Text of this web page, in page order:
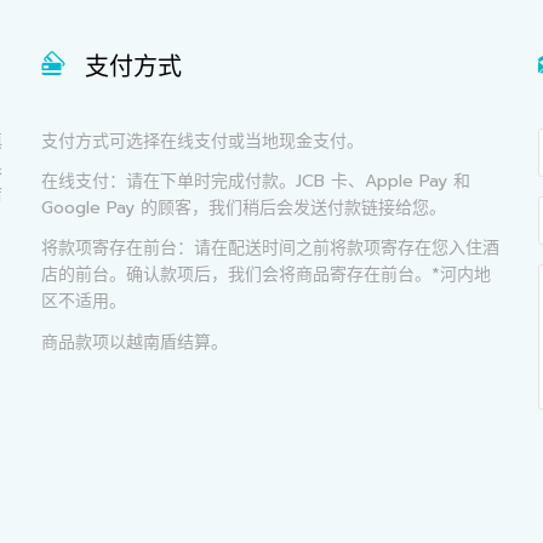
支付方式
支付方式可选择在线支付或当地现金支付。
在线支付：请在下单时完成付款。JCB 卡、Apple Pay 和
Google Pay 的顾客，我们稍后会发送付款链接给您。
将款项寄存在前台：请在配送时间之前将款项寄存在您入住酒
店的前台。确认款项后，我们会将商品寄存在前台。*河内地
区不适用。
商品款项以越南盾结算。